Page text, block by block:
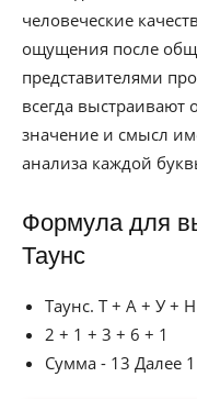
человеческие
ощущения после
представителями
всегда
значение и смысл
анализа каждой
Формула для
Таунс
Таунс. Т + А + У +
2 + 1 + 3 + 6 + 1
Сумма - 13 Далее